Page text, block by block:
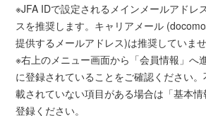
※JFA IDで設定されるメインメールアドレ
スを推奨します。キャリアメール
提供するメールアドレス)は推奨していませ
※右上のメニュー画面から「会員情報」へ
に登録されていることをご確認ください
載されていない項目がある場合は「基本
登録ください。